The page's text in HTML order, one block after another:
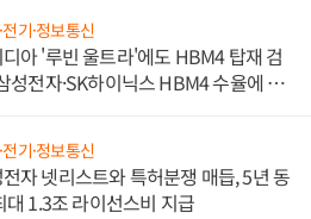
전기·정보통신
아 '루빈 울트라'에도 HBM4 탑재 검
성전자·SK하이닉스 HBM4 수율에 주
전기·정보통신
자 넷리스트와 특허분쟁 매듭, 5년 동
대 1.3조 라이선스비 지급